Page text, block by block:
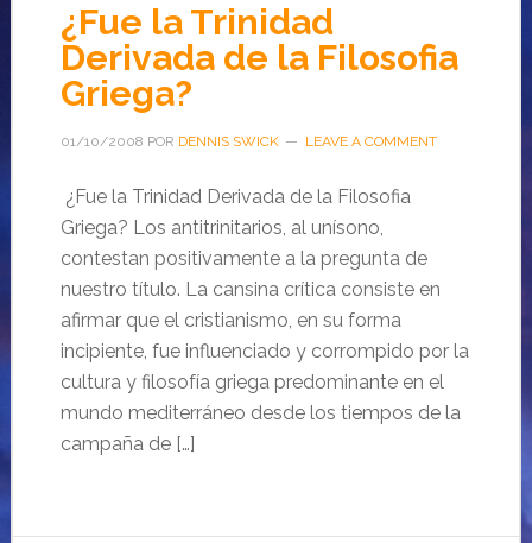
¿Fue la Trinidad
Derivada de la Filosofia
Griega?
01/10/2008 POR DENNIS SWICK LEAVE A COMMENT
¿Fue la Trinidad Derivada de la Filosofia
Griega? Los antitrinitarios, al unísono,
contestan positivamente a la pregunta de
nuestro título. La cansina crítica consiste en
afirmar que el cristianismo, en su forma
incipiente, fue influenciado y corrompido por la
cultura y filosofía griega predominante en el
mundo mediterráneo desde los tiempos de la
campaña de […]